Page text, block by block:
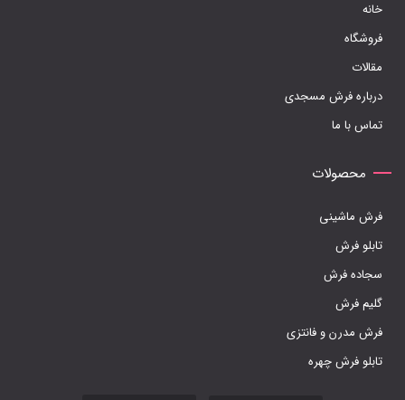
است
صفحه
محصول
انتخاب
خانه
فروشگاه
مقالات
درباره فرش مسجدی
تماس با ما
محصولات
فرش ماشینی
تابلو فرش
سجاده فرش
گلیم فرش
فرش مدرن و فانتزی
تابلو فرش چهره